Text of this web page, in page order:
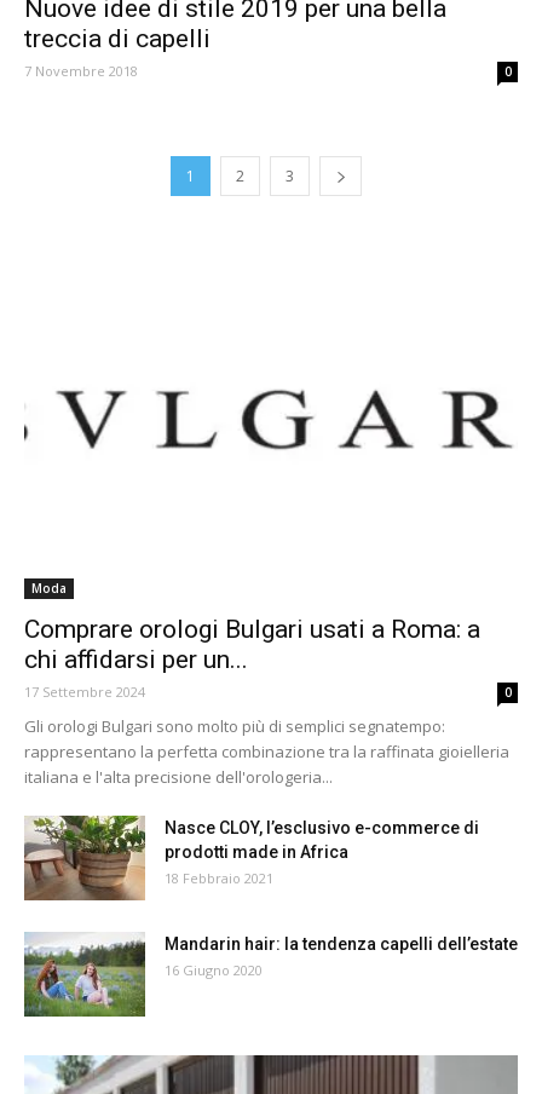
Nuove idee di stile 2019 per una bella
treccia di capelli
7 Novembre 2018 0
1 2 3
Moda
Comprare orologi Bulgari usati a Roma: a
chi affidarsi per un...
17 Settembre 2024 0
Gli orologi Bulgari sono molto più di semplici segnatempo:
rappresentano la perfetta combinazione tra la raffinata gioielleria
italiana e l'alta precisione dell'orologeria...
Nasce CLOY, l’esclusivo e-commerce di
prodotti made in Africa
18 Febbraio 2021
Mandarin hair: la tendenza capelli dell’estate
16 Giugno 2020